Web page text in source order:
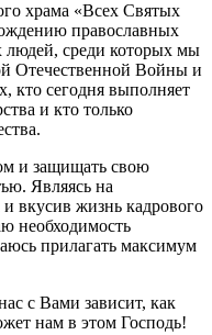
храма «Всех Святых
православных
людей, среди которых мы
Отечественной Войны и
кто сегодня выполняет
и кто только
и защищать свою
Являясь на
вкусив жизнь кадрового
необходимость
прилагать максимум
с Вами зависит, как
нам в этом Господь!